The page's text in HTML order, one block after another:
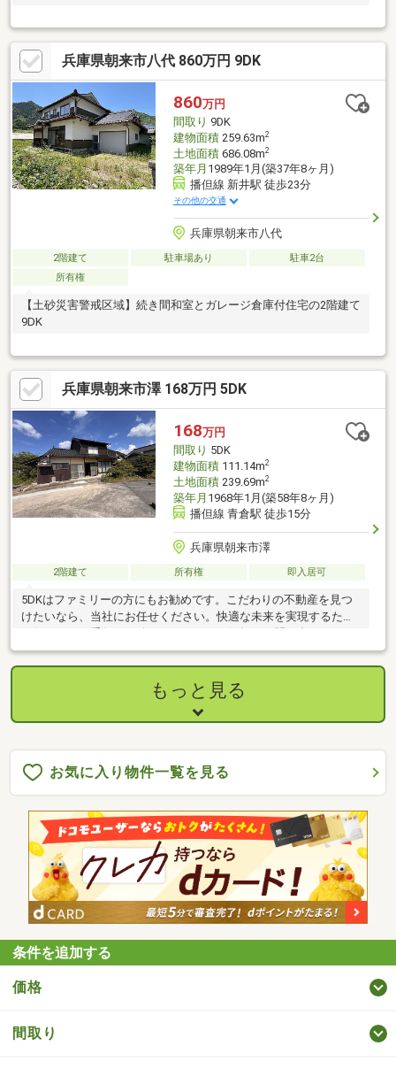
兵庫県朝来市八代 860万円 9DK
860万円
間取り 9DK
建物面積259.63m2
土地面積686.08m2
築年月 1989年1月(築37年8ヶ月)
播但線 新井駅 徒歩23分
その他の交通
兵庫県朝来市八代
2階建て 駐車場あり
駐車2台
所有権
【土砂災害警戒区域】続き間和室とガレージ倉庫付住宅の2階建て
9DK
兵庫県朝来市澤 168万円 5DK
168万円
間取り 5DK
建物面積111.14m2
土地面積239.69m2
築年月 1968年1月(築58年8ヶ月)
播但線 青倉駅 徒歩15分
兵庫県朝来市澤
2階建て 所有権 即入居可
5DKはファミリーの方にもお勧めです。こだわりの不動産を見つ
けたいなら、当社にお任せください。快適な未来を実現するため
の住まいのお手伝いを致します。ぜひお気軽にお問い合わせくだ
さい。
もっと見る
お気に入り物件一覧を見る
条件を追加する
価格
間取り